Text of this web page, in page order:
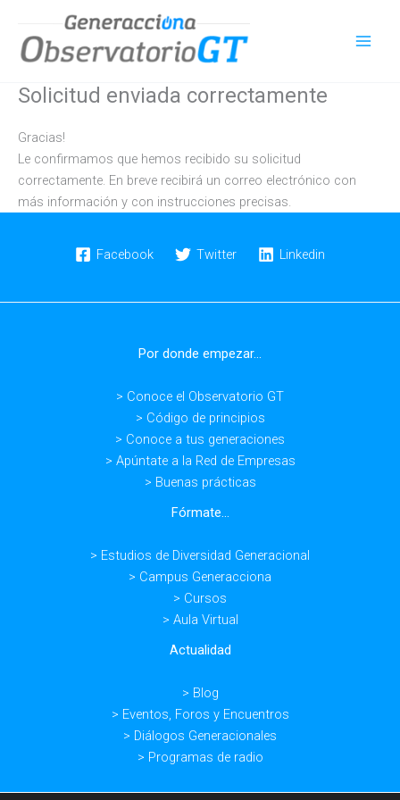
contenido
Solicitud enviada correctamente
Gracias!
Le confirmamos que hemos recibido su solicitud
correctamente. En breve recibirá un correo electrónico con
más información y con instrucciones precisas.
Facebook Twitter Linkedin
Por donde empezar...
> Conoce el Observatorio GT
> Código de principios
> Conoce a tus generaciones
> Apúntate a la Red de Empresas
> Buenas prácticas
Fórmate...
> Estudios de Diversidad Generacional
> Campus Generacciona
> Cursos
> Aula Virtual
Actualidad
> Blog
> Eventos, Foros y Encuentros
> Diálogos Generacionales
> Programas de radio